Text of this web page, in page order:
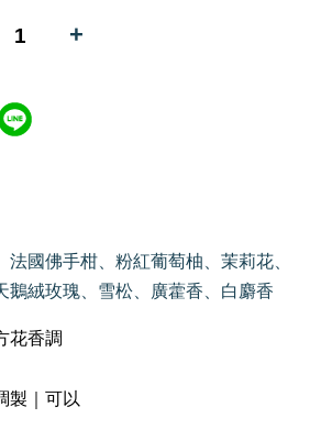
+
法國佛手柑、粉紅葡萄柚、茉莉花、
鵝絨玫瑰、雪松、廣藿香、白麝香
花香調
製｜可以